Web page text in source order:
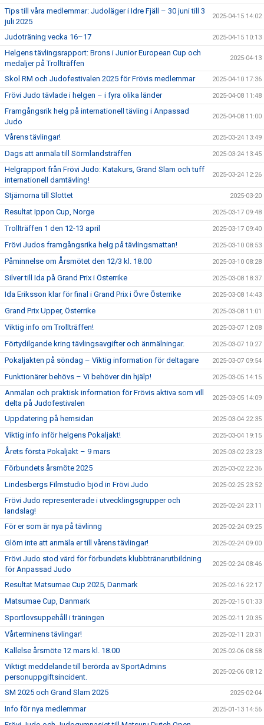
Tips till våra medlemmar: Judoläger i Idre Fjäll – 30 juni till 3
juli 2025
2025-04-15 14:02
Judoträning vecka 16–17 2025-04-15 10:13
Helgens tävlingsrapport: Brons i Junior European Cup och
medaljer på Trollträffen
2025-04-13
Skol RM och Judofestivalen 2025 för Frövis medlemmar 2025-04-10 17:36
Frövi Judo tävlade i helgen – i fyra olika länder 2025-04-08 11:48
Framgångsrik helg på internationell tävling i Anpassad
Judo
2025-04-08 11:00
Vårens tävlingar! 2025-03-24 13:49
Dags att anmäla till Sörmlandsträffen 2025-03-24 13:45
Helgrapport från Frövi Judo: Katakurs, Grand Slam och tuff
internationell damtävling!
2025-03-24 12:26
Stjärnorna till Slottet 2025-03-20
Resultat Ippon Cup, Norge 2025-03-17 09:48
Trollträffen 1 den 12-13 april 2025-03-17 09:40
Frövi Judos framgångsrika helg på tävlingsmattan! 2025-03-10 08:53
Påminnelse om Årsmötet den 12/3 kl. 18.00 2025-03-10 08:28
Silver till Ida på Grand Prix i Österrike 2025-03-08 18:37
Ida Eriksson klar för final i Grand Prix i Övre Österrike 2025-03-08 14:43
Grand Prix Upper, Österrike 2025-03-08 11:01
Viktig info om Trollträffen! 2025-03-07 12:08
Förtydilgande kring tävlingsavgifter och änmälningar. 2025-03-07 10:27
Pokaljakten på söndag – Viktig information för deltagare 2025-03-07 09:54
Funktionärer behövs – Vi behöver din hjälp! 2025-03-05 14:15
Anmälan och praktisk information för Frövis aktiva som vill
delta på Judofestivalen
2025-03-05 14:09
Uppdatering på hemsidan 2025-03-04 22:35
Viktig info inför helgens Pokaljakt! 2025-03-04 19:15
Årets första Pokaljakt – 9 mars 2025-03-02 23:23
Förbundets årsmöte 2025 2025-03-02 22:36
Lindesbergs Filmstudio bjöd in Frövi Judo 2025-02-25 23:52
Frövi Judo representerade i utvecklingsgrupper och
landslag!
2025-02-24 23:11
För er som är nya på tävlinng 2025-02-24 09:25
Glöm inte att anmäla er till vårens tävlingar! 2025-02-24 09:00
Frövi Judo stod värd för förbundets klubbtränarutbildning
för Anpassad Judo
2025-02-24 08:46
Resultat Matsumae Cup 2025, Danmark 2025-02-16 22:17
Matsumae Cup, Danmark 2025-02-15 01:33
Sportlovsuppehåll i träningen 2025-02-11 20:35
Vårterminens tävlingar! 2025-02-11 20:31
Kallelse årsmöte 12 mars kl. 18.00 2025-02-06 08:58
Viktigt meddelande till berörda av SportAdmins
personuppgiftsincident.
2025-02-06 08:12
SM 2025 och Grand Slam 2025 2025-02-04
Info för nya medlemmar 2025-01-13 14:56